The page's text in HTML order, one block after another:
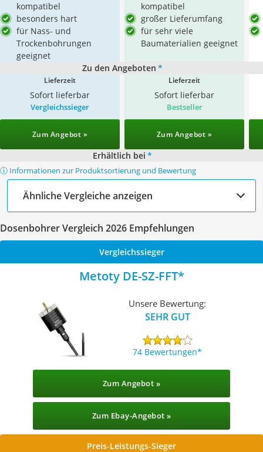
kompatibel
besonders hart
für Nass- und
Trockenbohrungen
geeignet
kompatibel
großer Lieferumfang
für sehr viele
Baumaterialien geeignet
Zu den Angeboten *
Lieferzeit
Sofort lieferbar
Lieferzeit
Sofort lieferbar
Vergleichssieger
Zum Angebot »
Bestseller
Zum Angebot »
Erhältlich bei *
ⓘ Informationen zur Produktsortierung und Bewertung
Ähnliche Vergleiche anzeigen
Dosenbohrer Vergleich 2026 Empfehlungen
Vergleichssieger
Metoty DE-SZ-FFT
Unsere Bewertung:
SEHR GUT
74 Bewertungen
Zum Angebot »
Zum Ebay-Angebot »
Preis-Leistungs-Sieger